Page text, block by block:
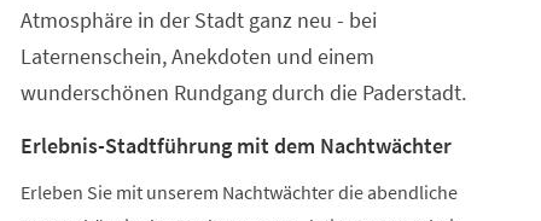
Atmosphäre in der Stadt ganz neu - bei
Laternenschein, Anekdoten und einem
wunderschönen Rundgang durch die Paderstadt.
Erlebnis-Stadtführung mit dem Nachtwächter
Erleben Sie mit unserem Nachtwächter die abendliche